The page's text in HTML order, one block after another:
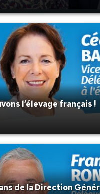
l’élevage français !
de la Direction